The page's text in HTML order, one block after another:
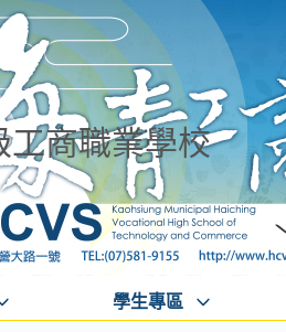
工商職業學校
學生專區